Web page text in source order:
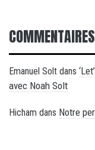
Emanuel Solt dans
avec Noah Solt
Hicham dans Notre